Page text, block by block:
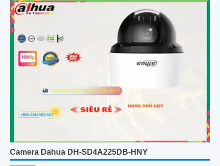
Camera Dahua DH-SD4A225DB-HNY